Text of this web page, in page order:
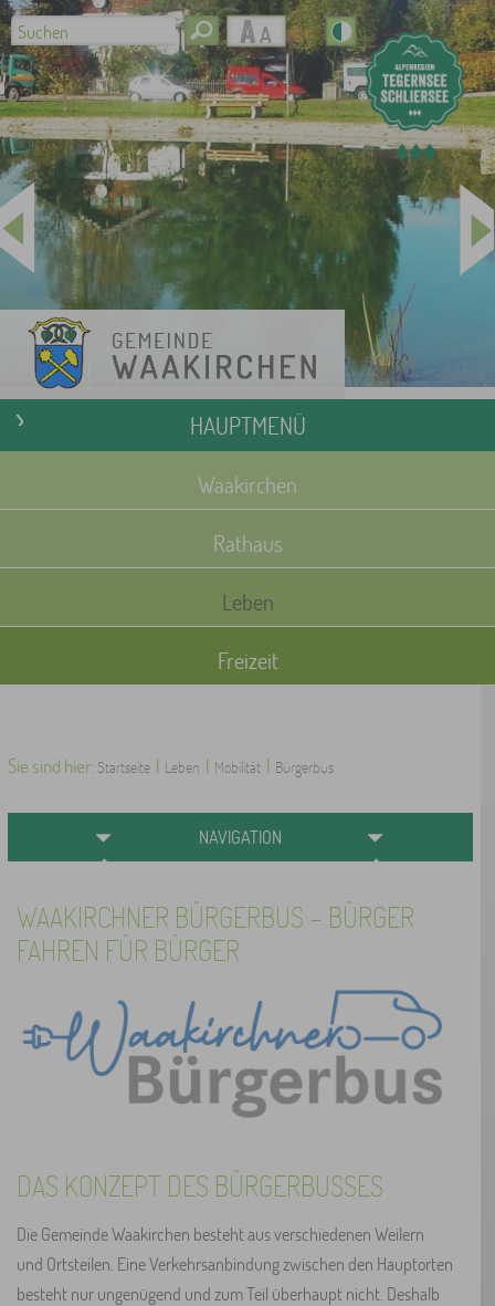
HAUPTMENÜ
Waakirchen
Rathaus
Leben
Freizeit
Sie sind hier: Startseite | Leben | Mobilität | Bürgerbus
NAVIGATION
WAAKIRCHNER BÜRGERBUS - BÜRGER
FAHREN FÜR BÜRGER
DAS KONZEPT DES BÜRGERBUSSES
Die Gemeinde Waakirchen besteht aus verschiedenen Weilern
und Ortsteilen. Eine Verkehrsanbindung zwischen den Hauptorten
besteht nur ungenügend und zum Teil überhaupt nicht. Deshalb